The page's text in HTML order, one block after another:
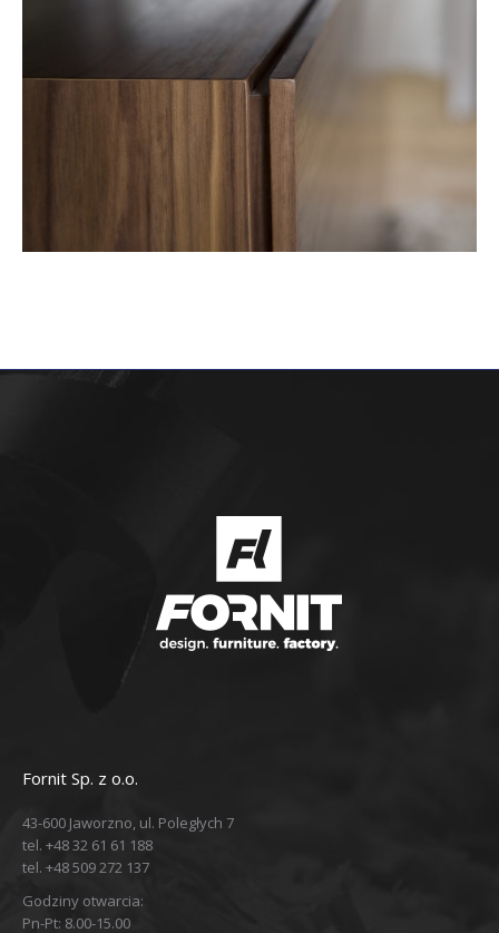
Fornit Sp. z o.o.
43-600 Jaworzno, ul. Poległych 7
tel. +48 32 61 61 188
tel. +48 509 272 137
Godziny otwarcia:
Pn-Pt: 8.00-15.00